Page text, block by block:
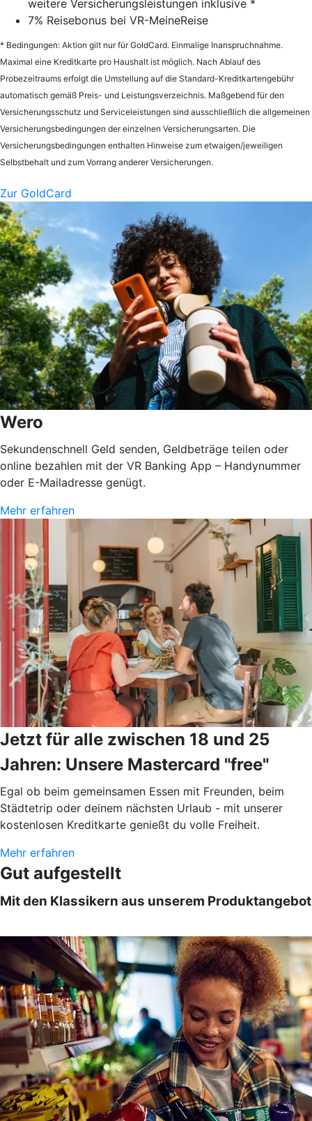
weitere Versicherungsleistungen inklusive *
7% Reisebonus bei VR-MeineReise
* Bedingungen: Aktion gilt nur für GoldCard. Einmalige Inanspruchnahme.
Maximal eine Kreditkarte pro Haushalt ist möglich. Nach Ablauf des
Probezeitraums erfolgt die Umstellung auf die Standard-Kreditkartengebühr
automatisch gemäß Preis- und Leistungsverzeichnis. Maßgebend für den
Versicherungsschutz und Serviceleistungen sind ausschließlich die allgemeinen
Versicherungsbedingungen der einzelnen Versicherungsarten. Die
Versicherungsbedingungen enthalten Hinweise zum etwaigen/jeweiligen
Selbstbehalt und zum Vorrang anderer Versicherungen.
Zur GoldCard
Wero
Sekundenschnell Geld senden, Geldbeträge teilen oder
online bezahlen mit der VR Banking App – Handynummer
oder E-Mailadresse genügt.
Mehr erfahren
Jetzt für alle zwischen 18 und 25
Jahren: Unsere Mastercard "free"
Egal ob beim gemeinsamen Essen mit Freunden, beim
Städtetrip oder deinem nächsten Urlaub - mit unserer
kostenlosen Kreditkarte genießt du volle Freiheit.
Mehr erfahren
Gut aufgestellt
Mit den Klassikern aus unserem Produktangebot